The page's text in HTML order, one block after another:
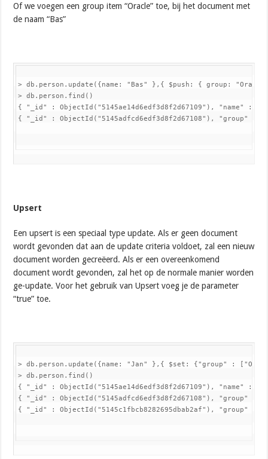
Of we voegen een group item “Oracle” toe, bij het document met
de naam “Bas”
> db.person.update({name: "Bas" },{ $push: { group:
> db.person.find()
{ "_id" : ObjectId("5145ae14d6edf3d8f2d67109"), "name" :
{ "_id" : ObjectId("5145adfcd6edf3d8f2d67108"), "group" :
Upsert
Een upsert is een speciaal type update. Als er geen document
wordt gevonden dat aan de update criteria voldoet, zal een nieuw
document worden gecreëerd. Als er een overeenkomend
document wordt gevonden, zal het op de normale manier worden
ge-update. Voor het gebruik van Upsert voeg je de parameter
“true” toe.
> db.person.update({name: "Jan" },{ $set: {"group" :
> db.person.find()
{ "_id" : ObjectId("5145ae14d6edf3d8f2d67109"), "name" :
{ "_id" : ObjectId("5145adfcd6edf3d8f2d67108"), "group" :
{ "_id" : ObjectId("5145c1fbcb8282695dbab2af"), "group" :